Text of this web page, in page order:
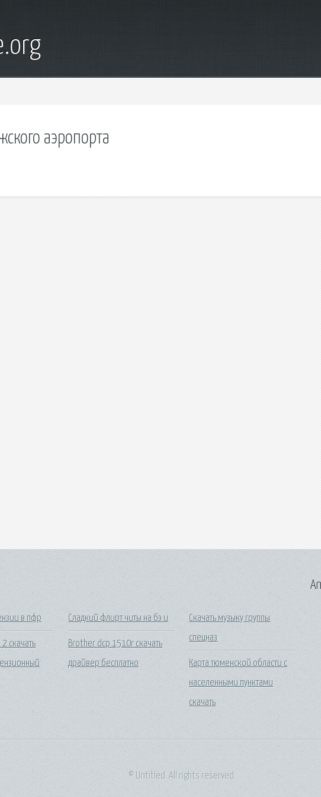
аэропорта
в пфр
скачать
Сладкий флирт читы на бэ и
Brother dcp 1510r скачать
драйвер бесплатно
Скачать музыку группы
спецназ
Карта тюменской области с
населенными пунктами
скачать
© Untitled. All rights reserved.